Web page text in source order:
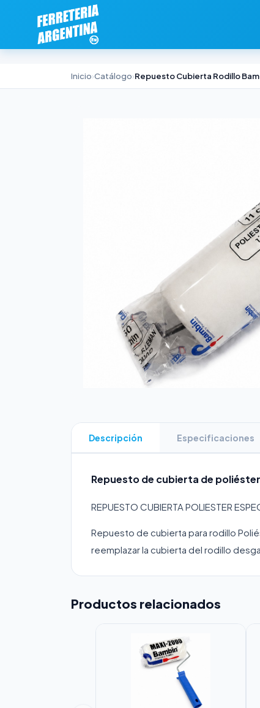
Inicio›Catálogo›
Descripción Especificaciones
Repuesto de cubierta de
REPUESTO CUBIERTA POLIESTER
Repuesto de cubierta para rodillo
reemplazar la cubierta del rodillo
Productos relacionados